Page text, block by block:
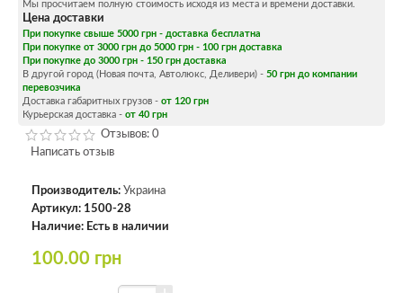
Мы просчитаем полную стоимость исходя из места и времени доставки.
Цена доставки
При покупке свыше 5000 грн - доставка бесплатна
При покупке от 3000 грн до 5000 грн - 100 грн доставка
При покупке до 3000 грн - 150 грн доставка
В другой город (Новая почта, Автолюкс, Деливери) - 50 грн до компании
перевозчика
Доставка габаритных грузов - от 120 грн
Курьерская доставка - от 40 грн
Отзывов: 0
Написать отзыв
Производитель: Украина
Артикул: 1500-28
Наличие: Есть в наличии
100.00 грн